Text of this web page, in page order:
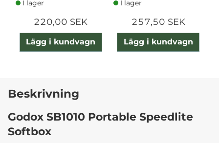
I lager
220,00 SEK
Lägg i kundvagn
I lager
257,50 SEK
Lägg i kundvagn
Beskrivning
Godox SB1010 Portable Speedlite
Softbox